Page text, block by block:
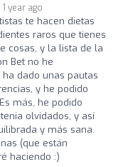
1 year ago
te hacen dietas
raros que tienes
cosas, y la lista de la
Bet no he
dado unas pautas
y he podido
más, he podido
olvidados, y así
y más sana.
(que están
haciendo :)